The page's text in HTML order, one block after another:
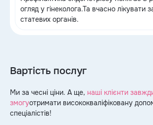
огляд у гінеколога.Та вчасно лікувати
статевих органів.
Вартість послуг
Ми за чесні ціни. А ще, наші клієнти
змогуотримати висококваліфіковану
спеціалістів!